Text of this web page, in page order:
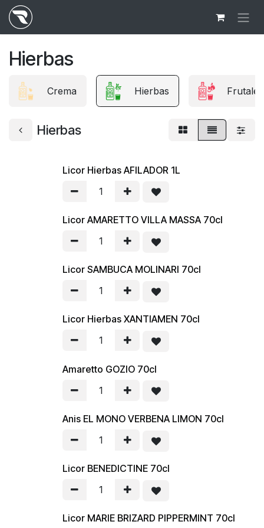
Ir al contenido
Hierbas
Crema Hierbas Frutales
Hierbas
Licor Hierbas AFILADOR 1L
Licor AMARETTO VILLA MASSA 70cl
Licor SAMBUCA MOLINARI 70cl
Licor Hierbas XANTIAMEN 70cl
Amaretto GOZIO 70cl
Anis EL MONO VERBENA LIMON 70cl
Licor BENEDICTINE 70cl
Licor MARIE BRIZARD PIPPERMINT 70cl